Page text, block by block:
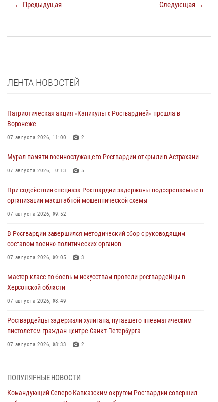
← Предыдущая Следующая →
ЛЕНТА НОВОСТЕЙ
Патриотическая акция «Каникулы с Росгвардией» прошла в
Воронеже
07 августа 2026, 11:00 2
Мурал памяти военнослужащего Росгвардии открыли в Астрахани
07 августа 2026, 10:13 5
При содействии спецназа Росгвардии задержаны подозреваемые в
организации масштабной мошеннической схемы
07 августа 2026, 09:52
В Росгвардии завершился методический сбор с руководящим
составом военно-политических органов
07 августа 2026, 09:05 3
Мастер-класс по боевым искусствам провели росгвардейцы в
Херсонской области
07 августа 2026, 08:49
Росгвардейцы задержали хулигана, пугавшего пневматическим
пистолетом граждан центре Санкт-Петербурга
07 августа 2026, 08:33 2
проникнуть на охраняемый объект через крышу (видео)
ПОПУЛЯРНЫЕ НОВОСТИ
Командующий Северо-Кавказским округом Росгвардии совершил